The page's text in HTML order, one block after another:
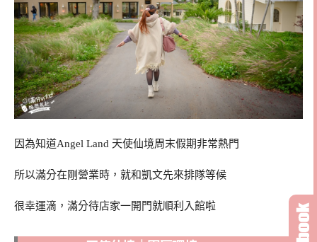
因為知道Angel Land 天使仙境周末假期非常熱門
所以滿分在剛營業時，就和凱文先來排隊等候
很幸運滴，滿分待店家一開門就順利入館啦